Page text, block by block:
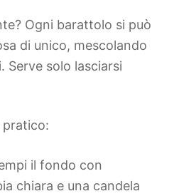
Ogni barattolo si può
di unico, mescolando
Serve solo lasciarsi
pratico:
il fondo con
chiara e una candela